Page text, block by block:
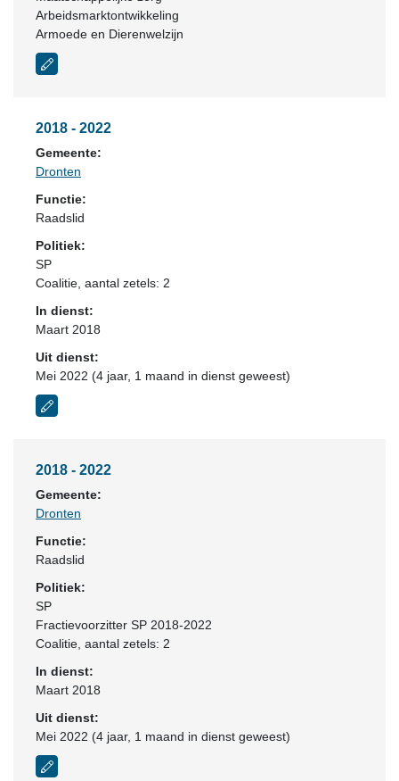
Arbeidsmarktontwikkeling
Armoede en Dierenwelzijn
2018 - 2022
Gemeente:
Dronten
Functie:
Raadslid
Politiek:
SP
Coalitie , aantal zetels: 2
In dienst:
Maart 2018
Uit dienst:
Mei 2022 (4 jaar, 1 maand in dienst geweest)
2018 - 2022
Gemeente:
Dronten
Functie:
Raadslid
Politiek:
SP
Fractievoorzitter SP 2018-2022
Coalitie , aantal zetels: 2
In dienst:
Maart 2018
Uit dienst:
Mei 2022 (4 jaar, 1 maand in dienst geweest)